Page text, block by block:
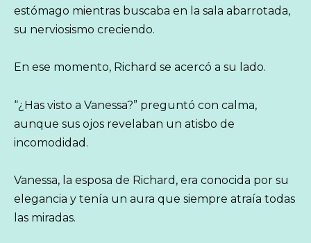
estómago mientras buscaba en la sala abarrotada,
su nerviosismo creciendo.
En ese momento, Richard se acercó a su lado.
“¿Has visto a Vanessa?” preguntó con calma,
aunque sus ojos revelaban un atisbo de
incomodidad.
Vanessa, la esposa de Richard, era conocida por su
elegancia y tenía un aura que siempre atraía todas
las miradas.